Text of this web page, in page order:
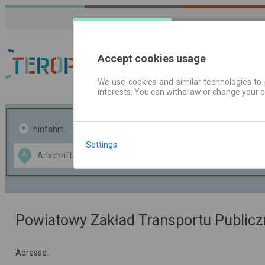
Fahrplandaten |
hinfahrt
A
Data CC-BY-SA
OpenStreetMap
GeoLite data by
Powiatowy Zakład Transportu
Adresse:
Accept cookies usage
We use cookies and similar technologies
interests. You can withdraw or change
Settings